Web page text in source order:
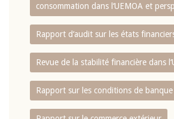
consommation dans l‘UEMOA et
Rapport d‘audit sur les états
Revue de la stabilité financière dans
Rapport sur les conditions de banque